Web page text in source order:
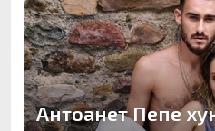
Антоанет Пепе